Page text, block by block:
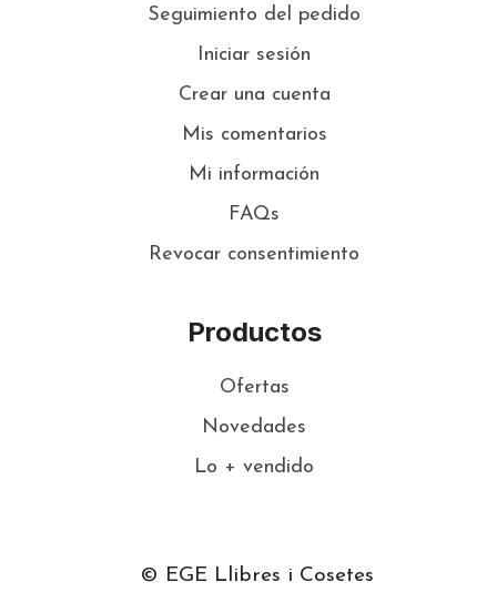
Seguimiento del pedido
Iniciar sesión
Crear una cuenta
Mis comentarios
Mi información
FAQs
Revocar consentimiento
Productos
Ofertas
Novedades
Lo + vendido
© EGE Llibres i Cosetes